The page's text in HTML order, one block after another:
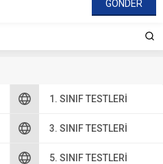
1. SINIF TESTLERI
3. SINIF TESTLERI
5. SINIF TESTLERI